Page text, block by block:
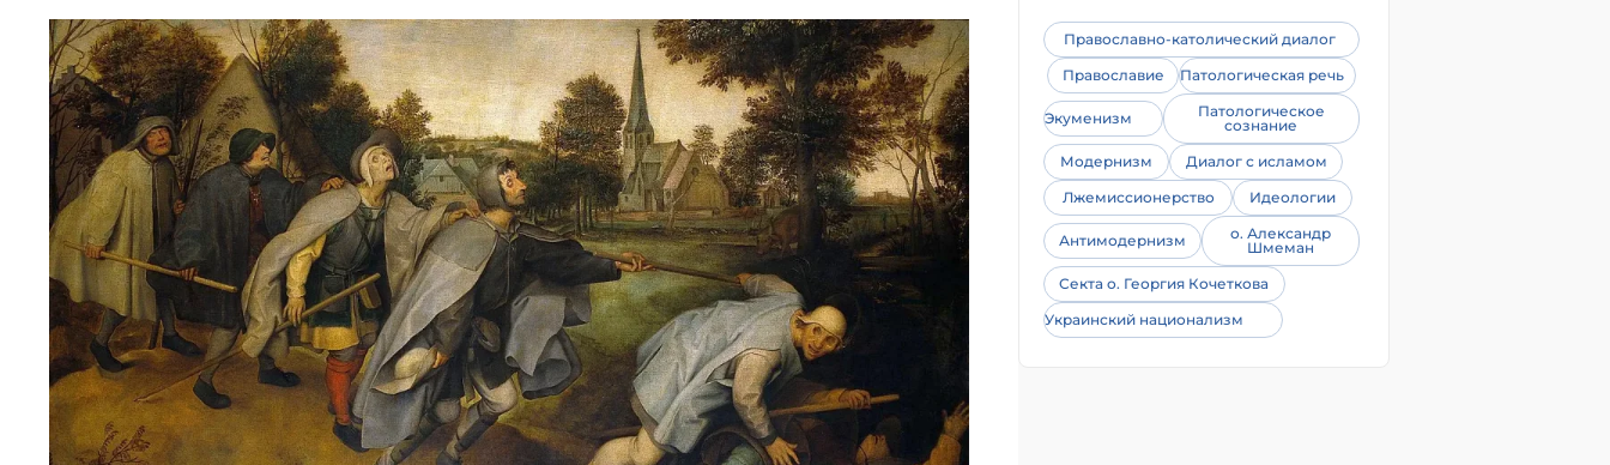
Православно-католический диалог
Православие
Патологическая речь
Экуменизм
Патологическое
сознание
Модернизм
Диалог с исламом
Лжемиссионерство
Идеологии
Антимодернизм
о. Александр
Шмеман
Секта о. Георгия Кочеткова
Украинский национализм